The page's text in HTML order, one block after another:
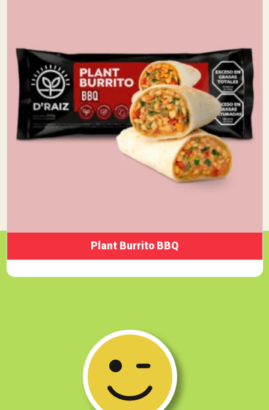
Plant Burrito BBQ